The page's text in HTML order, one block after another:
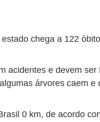
chega a 122
acidentes e devem
árvores caem
0 km, de acordo